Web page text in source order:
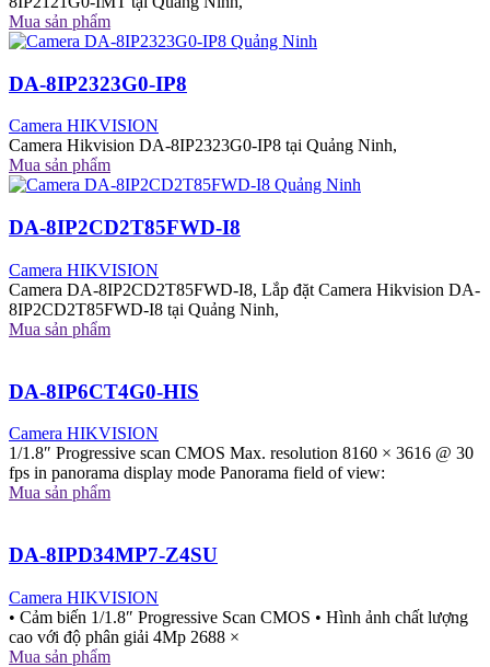
Mua sản phẩm
DA-8IP2323G0-IP8
Camera HIKVISION
Camera Hikvision DA-8IP2323G0-IP8 tại Quảng Ninh,
Mua sản phẩm
DA-8IP2CD2T85FWD-I8
Camera HIKVISION
Camera DA-8IP2CD2T85FWD-I8, Lắp đặt Camera Hikvision DA-
8IP2CD2T85FWD-I8 tại Quảng Ninh,
Mua sản phẩm
DA-8IP6CT4G0-HIS
Camera HIKVISION
1/1.8″ Progressive scan CMOS Max. resolution 8160 × 3616 @ 30
fps in panorama display mode Panorama field of view:
Mua sản phẩm
DA-8IPD34MP7-Z4SU
Camera HIKVISION
• Cảm biến 1/1.8″ Progressive Scan CMOS • Hình ảnh chất lượng
cao với độ phân giải 4Mp 2688 ×
Mua sản phẩm